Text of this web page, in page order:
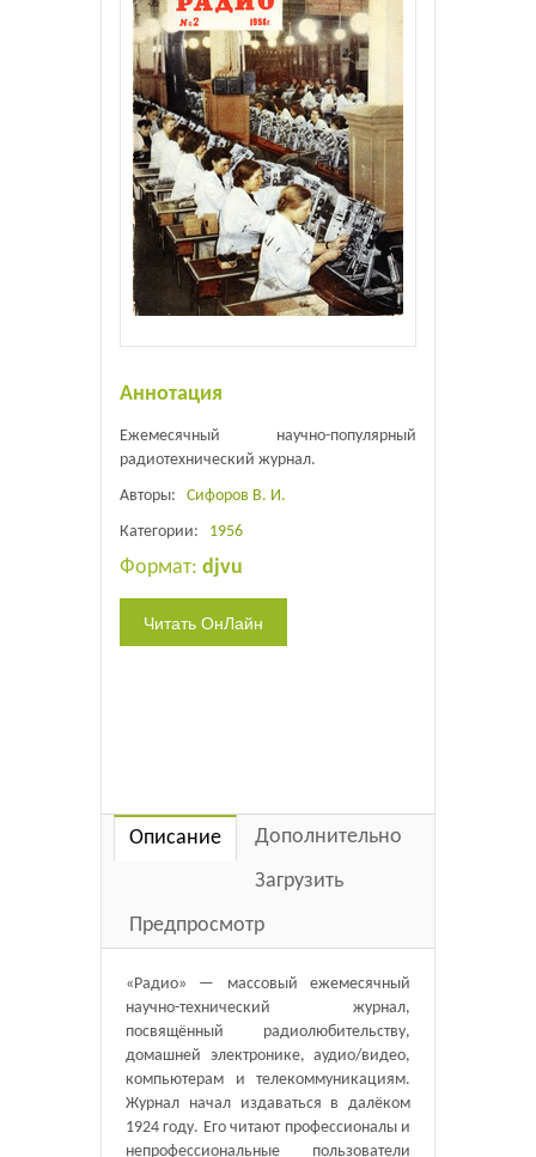
Аннотация
Ежемесячный научно-популярный
радиотехнический журнал.
Авторы: Сифоров В. И.
Категории: 1956
Формат: djvu
Описание
Дополнительно
Загрузить
Предпросмотр
«Радио» — массовый ежемесячный
научно-технический журнал,
посвящённый радиолюбительству,
домашней электронике, аудио/видео,
компьютерам и телекоммуникациям.
Журнал начал издаваться в далёком
1924 году. Его читают профессионалы и
непрофессиональные пользователи